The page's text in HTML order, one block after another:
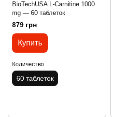
BioTechUSA L-Carnitine 1000
mg — 60 таблеток
879 грн
Купить
Количество
60 таблеток